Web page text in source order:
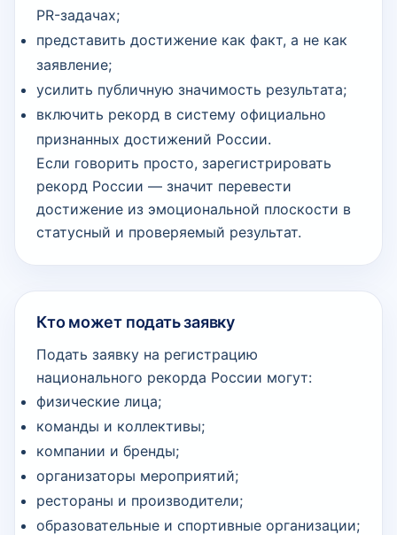
PR-задачах;
представить достижение как факт, а не как
заявление;
усилить публичную значимость результата;
включить рекорд в систему официально
признанных достижений России.
Если говорить просто, зарегистрировать
рекорд России — значит перевести
достижение из эмоциональной плоскости в
статусный и проверяемый результат.
Кто может подать заявку
Подать заявку на регистрацию
национального рекорда России могут:
физические лица;
команды и коллективы;
компании и бренды;
организаторы мероприятий;
рестораны и производители;
образовательные и спортивные организации;